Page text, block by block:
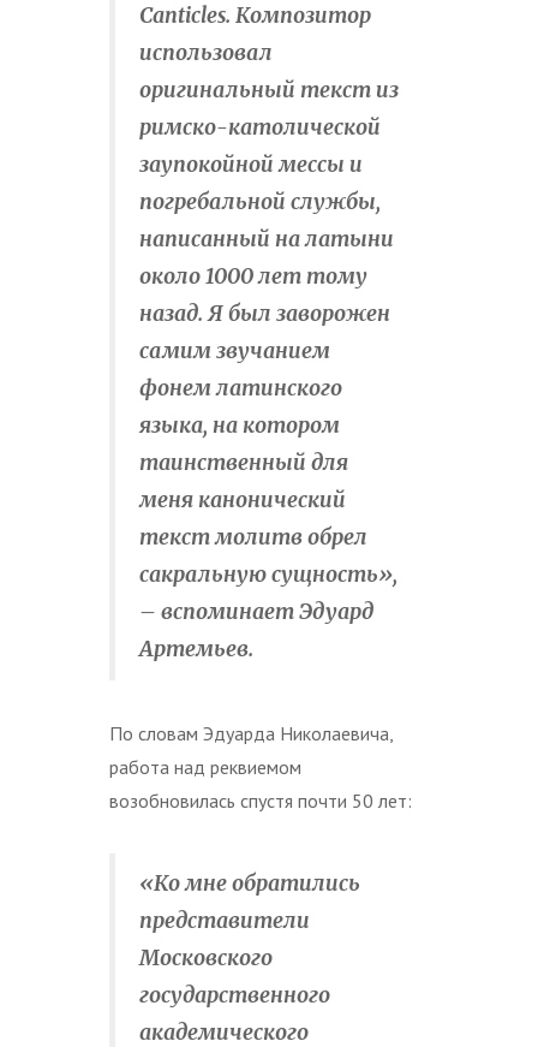
Canticles. Композитор
использовал
оригинальный текст из
римско-католической
заупокойной мессы и
погребальной службы,
написанный на латыни
около 1000 лет тому
назад. Я был заворожен
самим звучанием
фонем латинского
языка, на котором
таинственный для
меня канонический
текст молитв обрел
сакральную сущность»,
– вспоминает Эдуард
Артемьев.
По словам Эдуарда Николаевича,
работа над реквиемом
возобновилась спустя почти 50 лет:
«Ко мне обратились
представители
Московского
государственного
академического